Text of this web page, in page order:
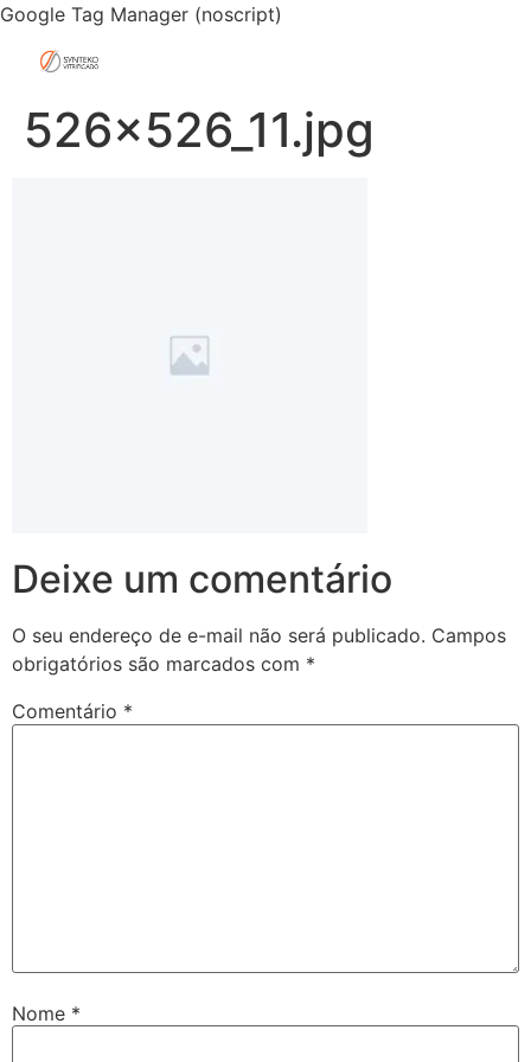
Google Tag Manager (noscript)
526x526_11.jpg
Deixe um comentário
O seu endereço de e-mail não será publicado. Campos
obrigatórios são marcados com *
Comentário *
Nome *